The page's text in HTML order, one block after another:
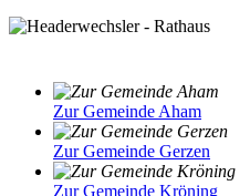
Zur Gemeinde Aham
Zur Gemeinde Gerzen
Zur Gemeinde Kröning